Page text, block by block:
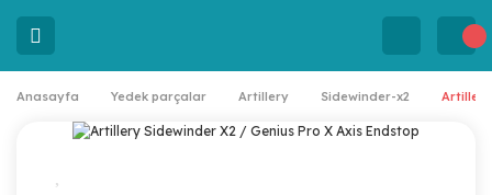
Anasayfa Yedek parçalar Artillery Sidewinder-x2 Artillery